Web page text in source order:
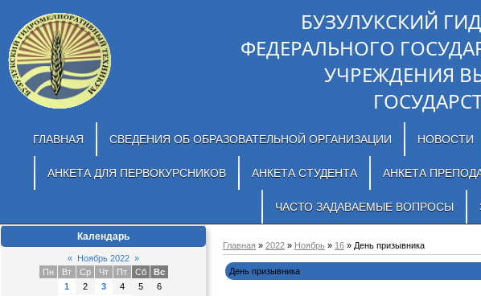
БУЗУЛУКСКИЙ
ФЕДЕРАЛЬНОГО
УЧРЕЖДЕНИЯ
ГЛАВНАЯ СВЕДЕНИЯ ОБ ОБРАЗОВАТЕЛЬНОЙ ОРГАНИЗАЦИИ НОВОСТИ
АНКЕТА ДЛЯ ПЕРВОКУРСНИКОВ АНКЕТА СТУДЕНТА АНКЕТА
ЧАСТО ЗАДАВАЕМЫЕ ВОПРОСЫ
Календарь
« Ноябрь 2022 »
Пн
Вт Ср Чт Пт Сб
Вс
1
2 3 4 5
6
Главная » 2022 » Ноябрь » 16 » День призывника
День призывника